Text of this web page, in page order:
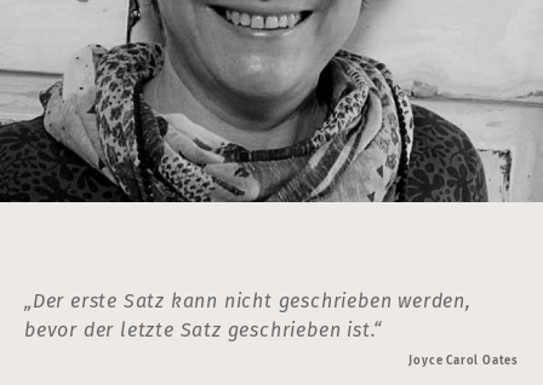
„Der erste Satz kann nicht geschrieben werden,
bevor der letzte Satz geschrieben ist.“
Joyce Carol Oates